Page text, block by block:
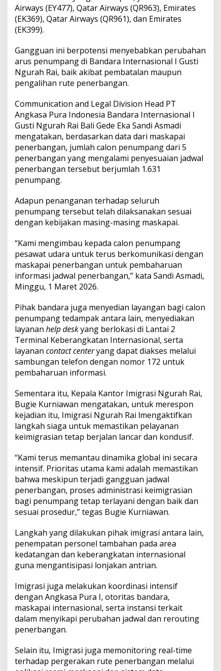
a
n
n
T
i
n
a
l
N
y
r
i
s
i
s
D
i
m
b
a
u
o
r
k
e
P
o
s
L
y
a
n
a
n
I
g
r
a
s
i
Airways (EY477), Qatar Airways (QR963), Emirates
(EK369), Qatar Airways (QR961), dan Emirates
(EK399).
Gangguan ini berpotensi menyebabkan perubahan
arus penumpang di Bandara Internasional I Gusti
Ngurah Rai, baik akibat pembatalan maupun
pengalihan rute penerbangan.
Communication and Legal Division Head PT
Angkasa Pura Indonesia Bandara Internasional I
Gusti Ngurah Rai Bali Gede Eka Sandi Asmadi
mengatakan, berdasarkan data dari maskapai
penerbangan, jumlah calon penumpang dari 5
penerbangan yang mengalami penyesuaian jadwal
penerbangan tersebut berjumlah 1.631
penumpang.
Adapun penanganan terhadap seluruh
penumpang tersebut telah dilaksanakan sesuai
dengan kebijakan masing-masing maskapai.
“Kami mengimbau kepada calon penumpang
pesawat udara untuk terus berkomunikasi dengan
maskapai penerbangan untuk pembaharuan
informasi jadwal penerbangan,” kata Sandi Asmadi,
Minggu, 1 Maret 2026.
Pihak bandara juga menyedian layangan bagi calon
penumpang tedampak antara lain, menyediakan
layanan help deskyang berlokasi di Lantai 2
Terminal Keberangkatan Internasional, serta
layanan contact centeryang dapat diakses melalui
sambungan telefon dengan nomor 172 untuk
pembaharuan informasi.
Sementara itu, Kepala Kantor Imigrasi Ngurah Rai,
Bugie Kurniawan mengatakan, untuk merespon
kejadian itu, Imigrasi Ngurah Rai lmengaktifkan
langkah siaga untuk memastikan pelayanan
keimigrasian tetap berjalan lancar dan kondusif.
“Kami terus memantau dinamika global ini secara
intensif. Prioritas utama kami adalah memastikan
bahwa meskipun terjadi gangguan jadwal
penerbangan, proses administrasi keimigrasian
bagi penumpang tetap terlayani dengan baik dan
sesuai prosedur,” tegas Bugie Kurniawan.
Langkah yang dilakukan pihak imigrasi antara lain,
penempatan personel tambahan pada area
kedatangan dan keberangkatan internasional
guna mengantisipasi lonjakan antrian.
Imigrasi juga melakukan koordinasi intensif
dengan Angkasa Pura I, otoritas bandara,
maskapai internasional, serta instansi terkait
dalam menyikapi perubahan jadwal dan rerouting
penerbangan.
Selain itu, Imigrasi juga memonitoring real-time
terhadap pergerakan rute penerbangan melalui